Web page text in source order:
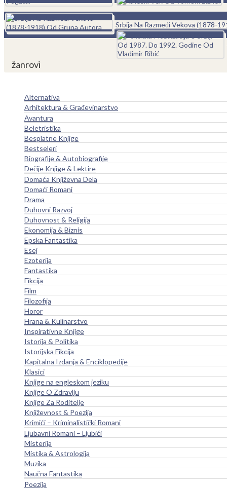
Srbija Na Razmeđi Vekova (1878-
žanrovi
Alternativa
Arhitektura & Građevinarstvo
Avantura
Beletristika
Besplatne Knjige
Bestseleri
Biografije & Autobiografije
Dečije Knjige & Lektire
Domaća Književna Dela
Domaći Romani
Drama
Duhovni Razvoj
Duhovnost & Religija
Ekonomija & Biznis
Epska Fantastika
Esej
Ezoterija
Fantastika
Fikcija
Film
Filozofija
Horor
Hrana & Kulinarstvo
Inspirativne Knjige
Istorija & Politika
Istorijska Fikcija
Kapitalna Izdanja & Enciklopedije
Klasici
Knjige na engleskom jeziku
Knjige O Zdravlju
Knjige Za Roditelje
Književnost & Poezija
Krimići – Kriminalistički Romani
Ljubavni Romani – Ljubići
Misterija
Mistika & Astrologija
Muzika
Naučna Fantastika
Poezija